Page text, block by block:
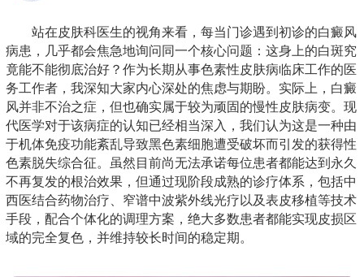
站在皮肤科医生的视角来看，每当门诊遇到初诊的白癜风
病患，几乎都会焦急地询问同一个核心问题：这身上的白斑究
竟能不能彻底治好？作为长期从事色素性皮肤病临床工作的医
务工作者，我深知大家内心深处的焦虑与期盼。实际上，白癜
风并非不治之症，但也确实属于较为顽固的慢性皮肤病变。现
代医学对于该病症的认知已经相当深入，我们认为这是一种由
于机体免疫功能紊乱导致黑色素细胞遭受破坏而引发的获得性
色素脱失综合征。虽然目前尚无法承诺每位患者都能达到永久
不再复发的根治效果，但通过现阶段成熟的诊疗体系，包括中
西医结合药物治疗、窄谱中波紫外线光疗以及表皮移植等技术
手段，配合个体化的调理方案，绝大多数患者都能实现皮损区
域的完全复色，并维持较长时间的稳定期。